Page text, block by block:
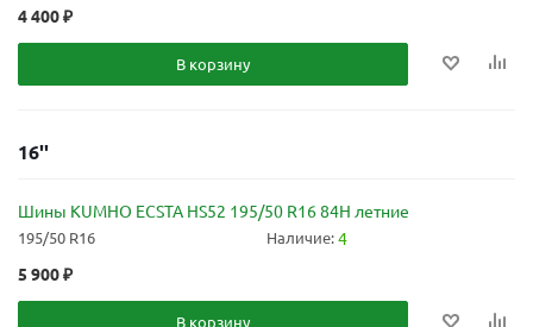
4 400₽
В корзину
16''
Шины KUMHO ECSTA HS52 195/50 R16 84H летние
195/50 R16 Наличие:4
5 900₽
В корзину